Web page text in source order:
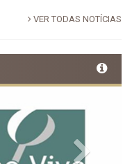
VER TODAS NOTÍCIAS